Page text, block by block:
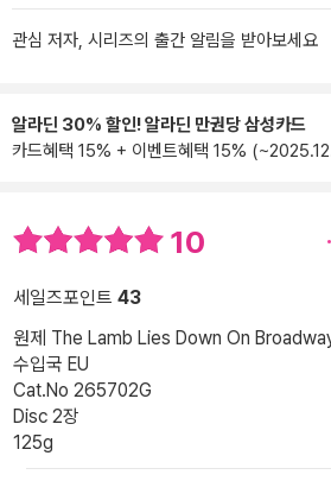
관심 저자, 시리즈의 출간 알림을 받아보세요
알라딘 30% 할인! 알라딘 만권당 삼성카드
카드혜택 15% + 이벤트혜택 15%
10
세일즈포인트 43
원제 The Lamb Lies Down On
수입국 EU
Cat.No 265702G
Disc 2장
125g